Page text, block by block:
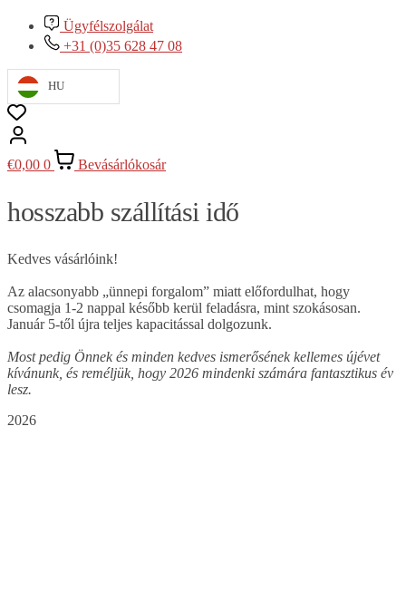
Ügyfélszolgálat
+31 (0)35 628 47 08
HU
€0,00 0 Bevásárlókosár
hosszabb szállítási idő
Kedves vásárlóink!
Az alacsonyabb „ünnepi forgalom” miatt előfordulhat, hogy
csomagja 1-2 nappal később kerül feladásra, mint szokásosan.
Január 5-től újra teljes kapacitással dolgozunk.
Most pedig Önnek és minden kedves ismerősének kellemes újévet
kívánunk, és reméljük, hogy 2026 mindenki számára fantasztikus év
lesz.
2026